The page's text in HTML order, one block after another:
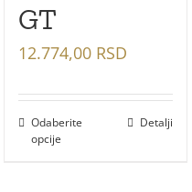
GT
12.774,00 RSD
Odaberite
opcije
Detalji